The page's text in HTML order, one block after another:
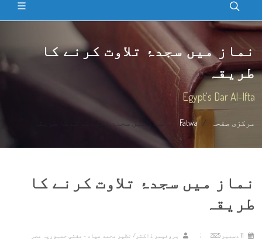
نماز میں سجدۂ تلاوت کرنے کا
طریقہ
Egypt's Dar Al-Ifta
مرکزی صفحہ Fatwa نماز میں سجدۂ تلاوت کرنے کا طریقہ
نماز میں سجدۂ تلاوت کرنے کا
طریقہ
پروفیسر ڈاکٹر/ نظیر محمد عیاد - مفتی جمہوریہ مصر